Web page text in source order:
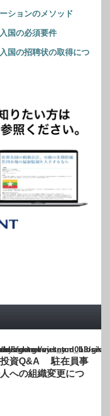
ションのメソッド
国の必須要件
国の招聘状の取得につ
invietnam_blog/wp-content/themes/
投資Q&A 駐在員事
への組織変更につ